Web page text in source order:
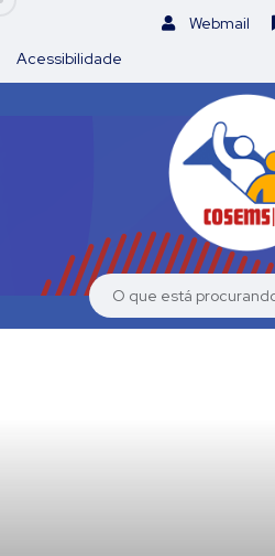
Webmail
Acessibilidade